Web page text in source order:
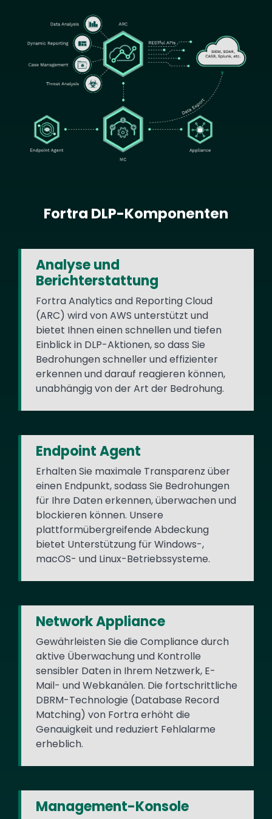
Fortra DLP-Komponenten
Analyse und
Berichterstattung
Fortra Analytics and Reporting Cloud
(ARC) wird von AWS unterstützt und
bietet Ihnen einen schnellen und tiefen
Einblick in DLP-Aktionen, so dass Sie
Bedrohungen schneller und effizienter
erkennen und darauf reagieren können,
unabhängig von der Art der Bedrohung.
Endpoint Agent
Erhalten Sie maximale Transparenz über
einen Endpunkt, sodass Sie Bedrohungen
für Ihre Daten erkennen, überwachen und
blockieren können. Unsere
plattformübergreifende Abdeckung
bietet Unterstützung für Windows-,
macOS- und Linux-Betriebssysteme.
Network Appliance
Gewährleisten Sie die Compliance durch
aktive Überwachung und Kontrolle
sensibler Daten in Ihrem Netzwerk, E-
Mail- und Webkanälen. Die fortschrittliche
DBRM-Technologie (Database Record
Matching) von Fortra erhöht die
Genauigkeit und reduziert Fehlalarme
erheblich.
Management-Konsole